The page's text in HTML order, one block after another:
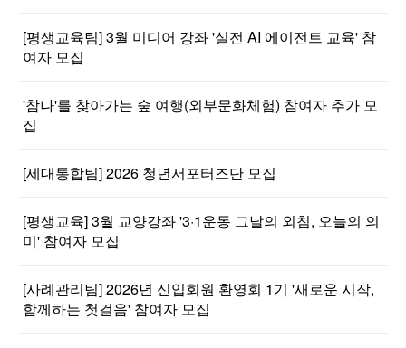
[평생교육팀] 3월 미디어 강좌 '실전 AI 에이전트 교육' 참
여자 모집
'참나'를 찾아가는 숲 여행(외부문화체험) 참여자 추가 모
집
[세대통합팀] 2026 청년서포터즈단 모집
[평생교육] 3월 교양강좌 '3·1운동 그날의 외침, 오늘의 의
미' 참여자 모집
[사례관리팀] 2026년 신입회원 환영회 1기 '새로운 시작,
함께하는 첫걸음' 참여자 모집